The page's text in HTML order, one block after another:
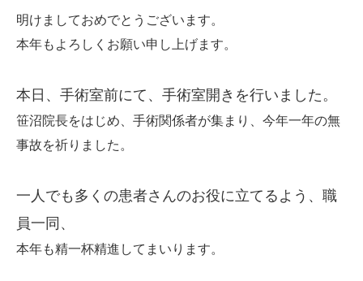
明けましておめでとうございます。
本年もよろしくお願い申し上げます。
本日、手術室前にて、手術室開きを行いました。
笹沼院長をはじめ、手術関係者が集まり、今年一年の無
事故を祈りました。
一人でも多くの患者さんのお役に立てるよう、職
員一同、
本年も精一杯精進してまいります。